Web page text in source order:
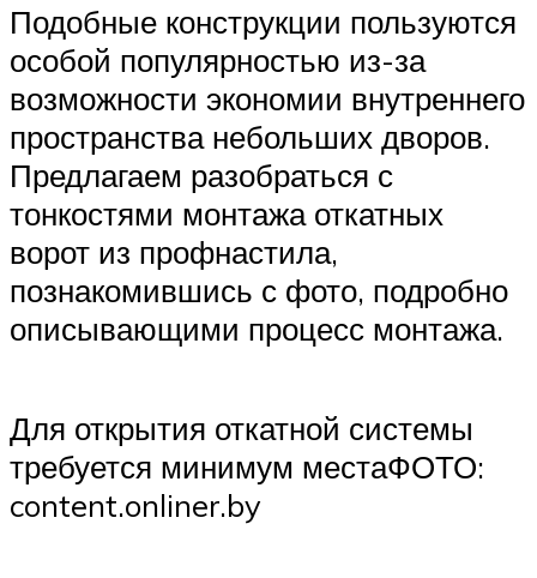
Подобные конструкции пользуются
особой популярностью из-за
возможности экономии внутреннего
пространства небольших дворов.
Предлагаем разобраться с
тонкостями монтажа откатных
ворот из профнастила,
познакомившись с фото, подробно
описывающими процесс монтажа.
Для открытия откатной системы
требуется минимум местаФОТО:
content.onliner.by